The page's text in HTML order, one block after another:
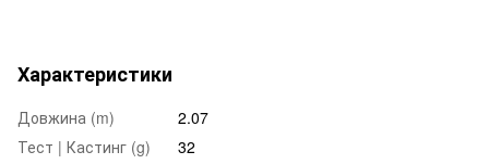
Характеристики
Довжина (m)
2.07
Тест | Кастинг (g)
32